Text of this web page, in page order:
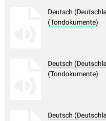
Deutsch
(Tondokumente)
Deutsch
(Tondokumente)
Deutsch